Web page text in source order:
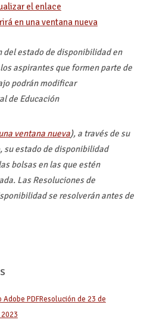
el enlace
estado de disponibilidad en
aspirantes que formen parte de
podrán modificar
de Educación
), a través de su
estado de disponibilidad
bolsas en las que estén
Las Resoluciones de
se resolverán antes de
Resolución de 23 de